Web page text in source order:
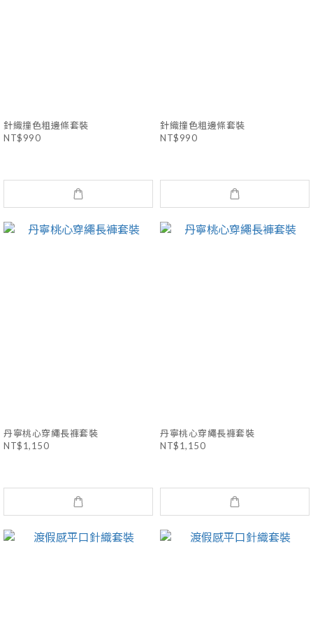
針織撞色粗邊條套裝
NT$990
針織撞色粗邊條套裝
NT$990
丹寧桃心穿繩長褲套裝
NT$1,150
丹寧桃心穿繩長褲套裝
NT$1,150